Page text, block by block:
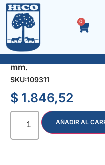
0
SOPORTE P/ESTANTE
mm.
SKU:109311
$ 1.846,52
AÑADIR AL